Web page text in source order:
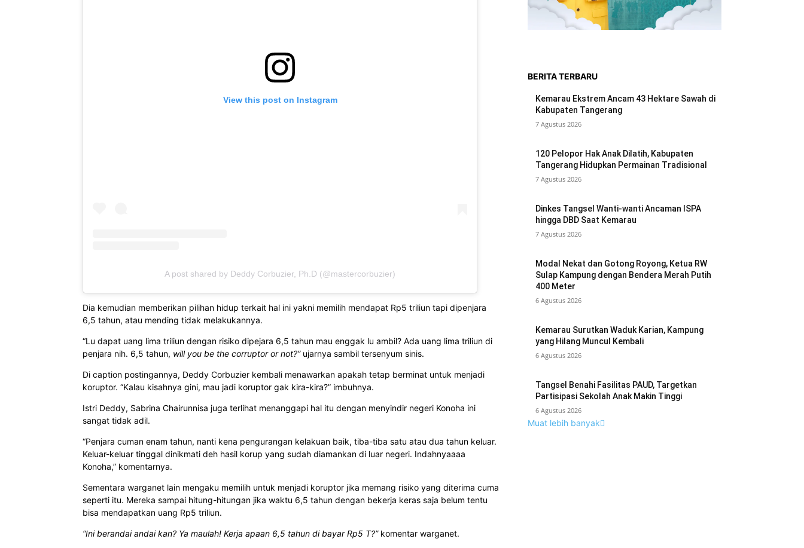
View this post on Instagram
A post shared by Deddy Corbuzier, Ph.D (@mastercorbuzier)
Dia kemudian memberikan pilihan hidup terkait hal ini yakni memilih mendapat Rp5 triliun tapi dipenjara
6,5 tahun, atau mending tidak melakukannya.
“Lu dapat uang lima triliun dengan risiko dipejara 6,5 tahun mau enggak lu ambil? Ada uang lima triliun di
penjara nih. 6,5 tahun, will you be the corruptor or not?”ujarnya sambil tersenyum sinis.
Di caption postingannya, Deddy Corbuzier kembali menawarkan apakah tetap berminat untuk menjadi
koruptor. “Kalau kisahnya gini, mau jadi koruptor gak kira-kira?” imbuhnya.
Istri Deddy, Sabrina Chairunnisa juga terlihat menanggapi hal itu dengan menyindir negeri Konoha ini
sangat tidak adil.
“Penjara cuman enam tahun, nanti kena pengurangan kelakuan baik, tiba-tiba satu atau dua tahun keluar.
Keluar-keluar tinggal dinikmati deh hasil korup yang sudah diamankan di luar negeri. Indahnyaaaa
Konoha,” komentarnya.
Sementara warganet lain mengaku memilih untuk menjadi koruptor jika memang risiko yang diterima cuma
seperti itu. Mereka sampai hitung-hitungan jika waktu 6,5 tahun dengan bekerja keras saja belum tentu
bisa mendapatkan uang Rp5 triliun.
“Ini berandai andai kan? Ya maulah! Kerja apaan 6,5 tahun di bayar Rp5 T?”komentar warganet.
BERITA TERBARU
Kemarau Ekstrem Ancam 43 Hektare Sawah di
Kabupaten Tangerang
7 Agustus 2026
120 Pelopor Hak Anak Dilatih, Kabupaten
Tangerang Hidupkan Permainan Tradisional
7 Agustus 2026
Dinkes Tangsel Wanti-wanti Ancaman ISPA
hingga DBD Saat Kemarau
7 Agustus 2026
Modal Nekat dan Gotong Royong, Ketua RW
Sulap Kampung dengan Bendera Merah Putih
400 Meter
6 Agustus 2026
Kemarau Surutkan Waduk Karian, Kampung
yang Hilang Muncul Kembali
6 Agustus 2026
Tangsel Benahi Fasilitas PAUD, Targetkan
Partisipasi Sekolah Anak Makin Tinggi
6 Agustus 2026
Muat lebih banyak